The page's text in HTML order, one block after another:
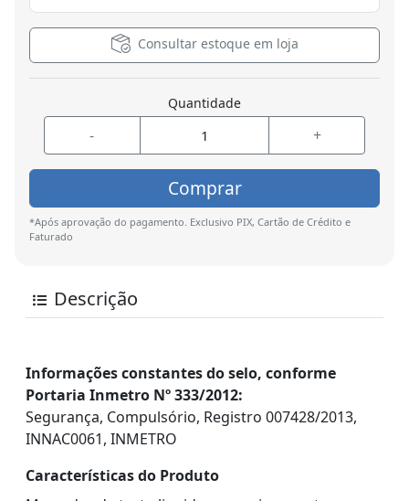
Consultar estoque em loja
Quantidade
- +
Comprar
*Após aprovação do pagamento. Exclusivo PIX, Cartão de Crédito e
Faturado
Descrição
Informações constantes do selo, conforme
Portaria Inmetro Nº 333/2012:
Segurança, Compulsório, Registro 007428/2013,
INNAC0061, INMETRO
Características do Produto